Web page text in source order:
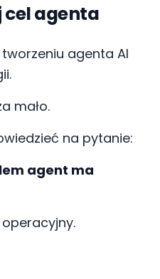
cel agenta
agenta AI
mało.
na pytanie:
agent ma